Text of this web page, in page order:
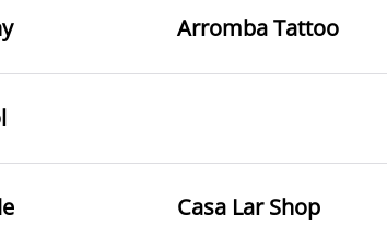
Arromba Tattoo
Casa Lar Shop